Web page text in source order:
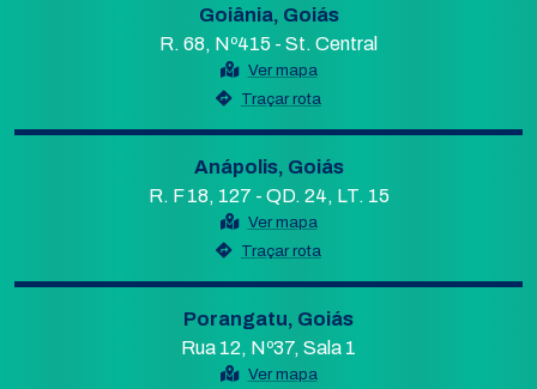
Goiânia, Goiás
R. 68, Nº415 - St. Central
Ver mapa
Traçar rota
Anápolis, Goiás
R. F 18, 127 - QD. 24, LT. 15
Ver mapa
Traçar rota
Porangatu, Goiás
Rua 12, Nº37, Sala 1
Ver mapa